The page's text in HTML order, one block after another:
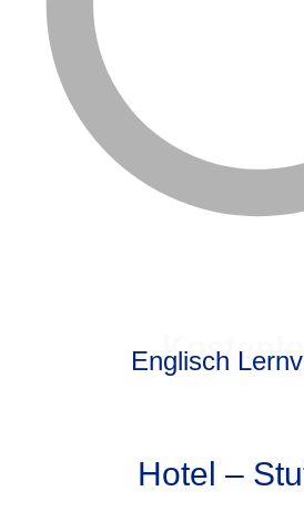
Englisch
Hotel –